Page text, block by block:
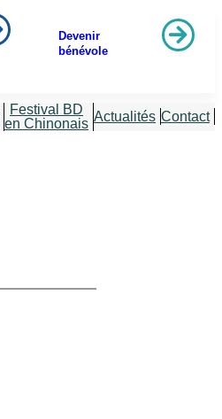
Devenir
bénévole
Festival BD
en Chinonais Actualités Contact